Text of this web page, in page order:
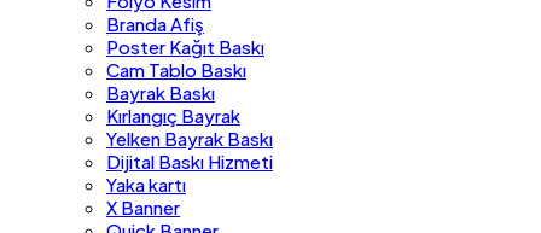
Branda Afiş
Poster Kağıt Baskı
Cam Tablo Baskı
Bayrak Baskı
Kırlangıç Bayrak
Yelken Bayrak Baskı
Dijital Baskı Hizmeti
Yaka kartı
X Banner